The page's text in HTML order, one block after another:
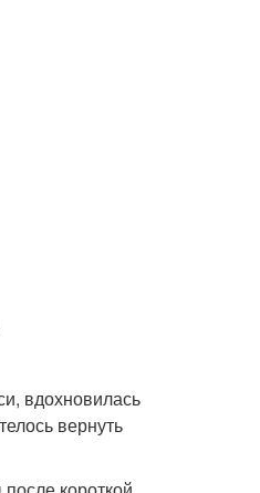
вдохновилась
вернуть